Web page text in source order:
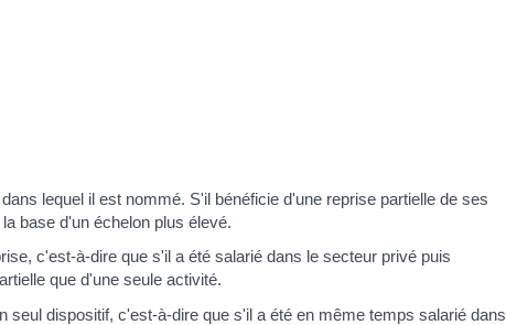
lequel il est nommé. S'il bénéficie d'une reprise partielle de ses
base d'un échelon plus élevé.
c'est-à-dire que s'il a été salarié dans le secteur privé puis
que d'une seule activité.
dispositif, c'est-à-dire que s'il a été en même temps salarié dans